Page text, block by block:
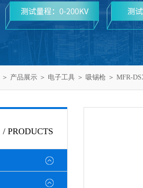
＞ 产品展示 ＞ 电子工具 ＞ 吸锡枪 ＞ MFR-
/ PRODUCTS